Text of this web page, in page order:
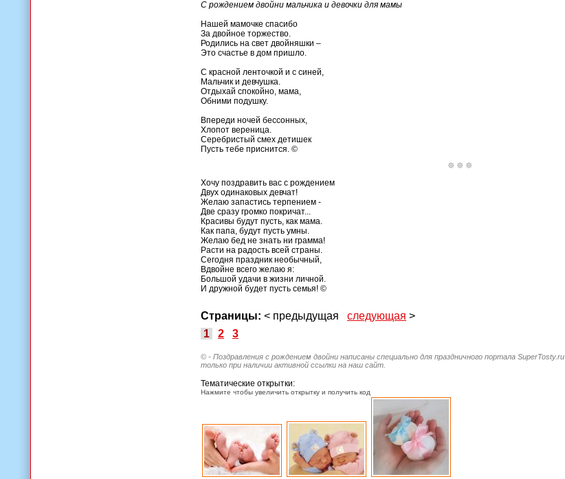
С рождением двойни мальчика и девочки для мамы
Нашей мамочке спасибо
За двойное торжество.
Родились на свет двойняшки –
Это счастье в дом пришло.
С красной ленточкой и с синей,
Мальчик и девчушка.
Отдыхай спокойно, мама,
Обними подушку.
Впереди ночей бессонных,
Хлопот вереница.
Серебристый смех детишек
Пусть тебе приснится. ©
Хочу поздравить вас с рождением
Двух одинаковых девчат!
Желаю запастись терпением -
Две сразу громко покричат...
Красивы будут пусть, как мама.
Как папа, будут пусть умны.
Желаю бед не знать ни грамма!
Расти на радость всей страны.
Сегодня праздник необычный,
Вдвойне всего желаю я:
Большой удачи в жизни личной.
И дружной будет пусть семья! ©
Страницы: < предыдущая следующая >
1
2 3
© - Поздравления с рождением двойни написаны специально для праздничного портала SuperTosty.ru
только при наличии активной ссылки на наш сайт.
Тематические открытки:
Нажмите чтобы увеличить открытку и получить код